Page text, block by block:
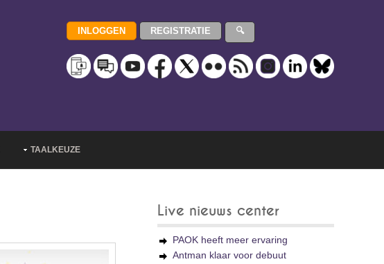
TAALKEUZE
Live nieuws center
PAOK heeft meer ervaring
Antman klaar voor debuut